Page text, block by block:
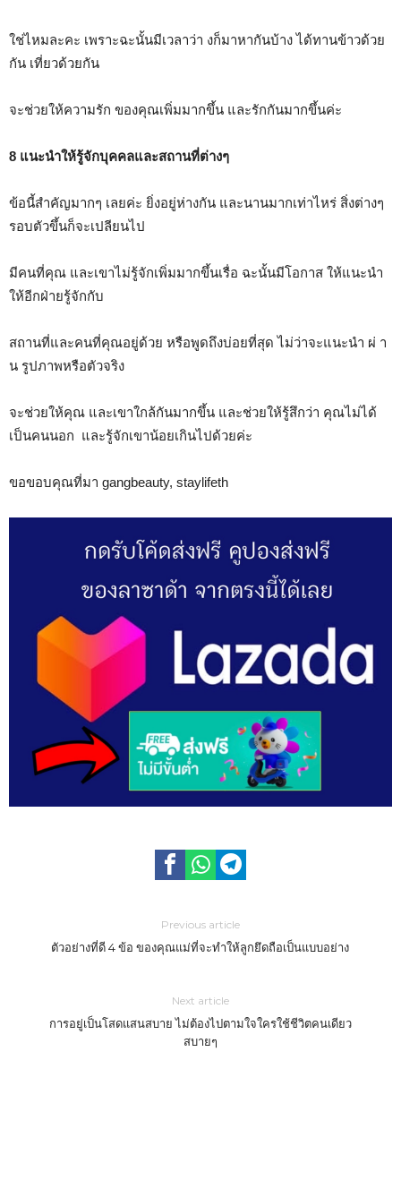
ใช่ไหมละคะ เพราะฉะนั้นมีเวลาว่า งก็มาหากันบ้าง ได้ทานข้าวด้วย
กัน เที่ยวด้วยกัน
จะช่วยให้ความรัก ของคุณเพิ่มมากขึ้น และรักกันมากขึ้นค่ะ
8 แนะนำให้รู้จักบุคคลและสถานที่ต่างๆ
ข้อนี้สำคัญมากๆ เลยค่ะ ยิ่งอยู่ห่างกัน และนานมากเท่าไหร่ สิ่งต่างๆ
รอบตัวขึ้นก็จะเปลียนไป
มีคนที่คุณ และเขาไม่รู้จักเพิ่มมากขึ้นเรื่อ ฉะนั้นมีโอกาส ให้แนะนำ
ให้อีกฝ่ายรู้จักกับ
สถานที่และคนที่คุณอยู่ด้วย หรือพูดถึงบ่อยที่สุด ไม่ว่าจะแนะนำ ผ่ า
น รูปภาพหรือตัวจริง
จะช่วยให้คุณ และเขาใกล้กันมากขึ้น และช่วยให้รู้สึกว่า คุณไม่ได้
เป็นคนนอก และรู้จักเขาน้อยเกินไปด้วยค่ะ
ขอขอบคุณที่มา gangbeauty, staylifeth
Previous article
ตัวอย่างที่ดี 4 ข้อ ของคุณแม่ที่จะทำให้ลูกยึดถือเป็นแบบอย่าง
Next article
การอยู่เป็นโสดแสนสบาย ไม่ต้องไปตามใจใครใช้ชีวิตคนเดียว
สบายๆ